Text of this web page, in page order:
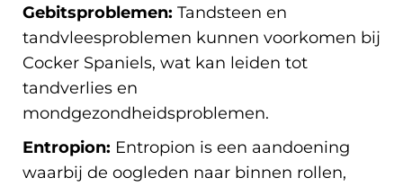
Gebitsproblemen: Tandsteen en
tandvleesproblemen kunnen voorkomen bij
Cocker Spaniels, wat kan leiden tot
tandverlies en
mondgezondheidsproblemen.
Entropion: Entropion is een aandoening
waarbij de oogleden naar binnen rollen,